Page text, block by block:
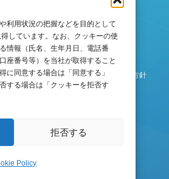
利用状況の把握などを目的として
しています。なお、クッキーの使
情報（氏名、生年月日、電話番
座番号等）を当社が取得すること
に同意する場合は「同意する」
する場合は「クッキーを拒否す
拒否する
Policy
地3
事例紹介
情報セキュリティ基本方針